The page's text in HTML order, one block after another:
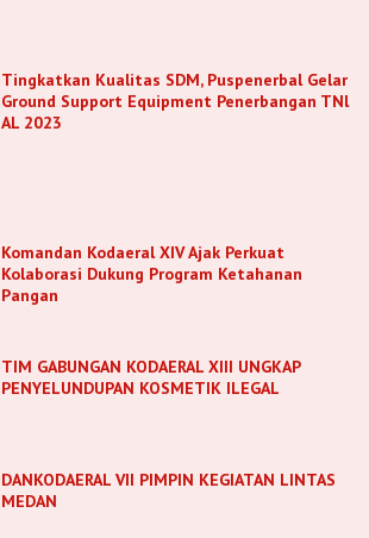
Tingkatkan Kualitas SDM, Puspenerbal Gelar
Ground Support Equipment Penerbangan TNl
AL 2023
Komandan Kodaeral XIV Ajak Perkuat
Kolaborasi Dukung Program Ketahanan
Pangan
TIM GABUNGAN KODAERAL XIII UNGKAP
PENYELUNDUPAN KOSMETIK ILEGAL
DANKODAERAL VII PIMPIN KEGIATAN LINTAS
MEDAN